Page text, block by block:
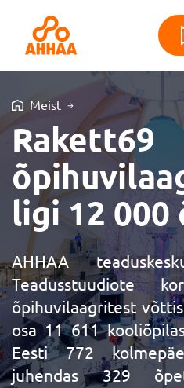
Meist
Rakett69
ligi 12
AHHAA
Teadusstuudiote
õpihuvilaagritest
osa 11 611
Eesti 772
juhendas 329